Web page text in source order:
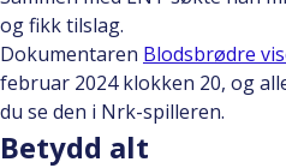
og fikk tilslag.
Dokumentaren Blodsbrødre
februar 2024 klokken 20, og
du se den i Nrk-spilleren.
Betydd alt